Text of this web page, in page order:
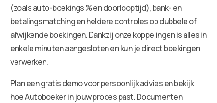
(zoals auto-boekings % en doorlooptijd), bank- en
betalingsmatching en heldere controles op dubbele of
afwijkende boekingen. Dankzij onze koppelingen is alles in
enkele minuten aangesloten en kun je direct boekingen
verwerken.
Plan een gratis demo voor persoonlijk advies en bekijk
hoe Autoboeker in jouw proces past. Documenten